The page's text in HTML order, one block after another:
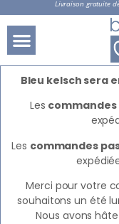
Livraison gratuite
Bleu kelsch sera
Les commandes
Les commandes
Merci pour votre
souhaitons un été
Nous avons